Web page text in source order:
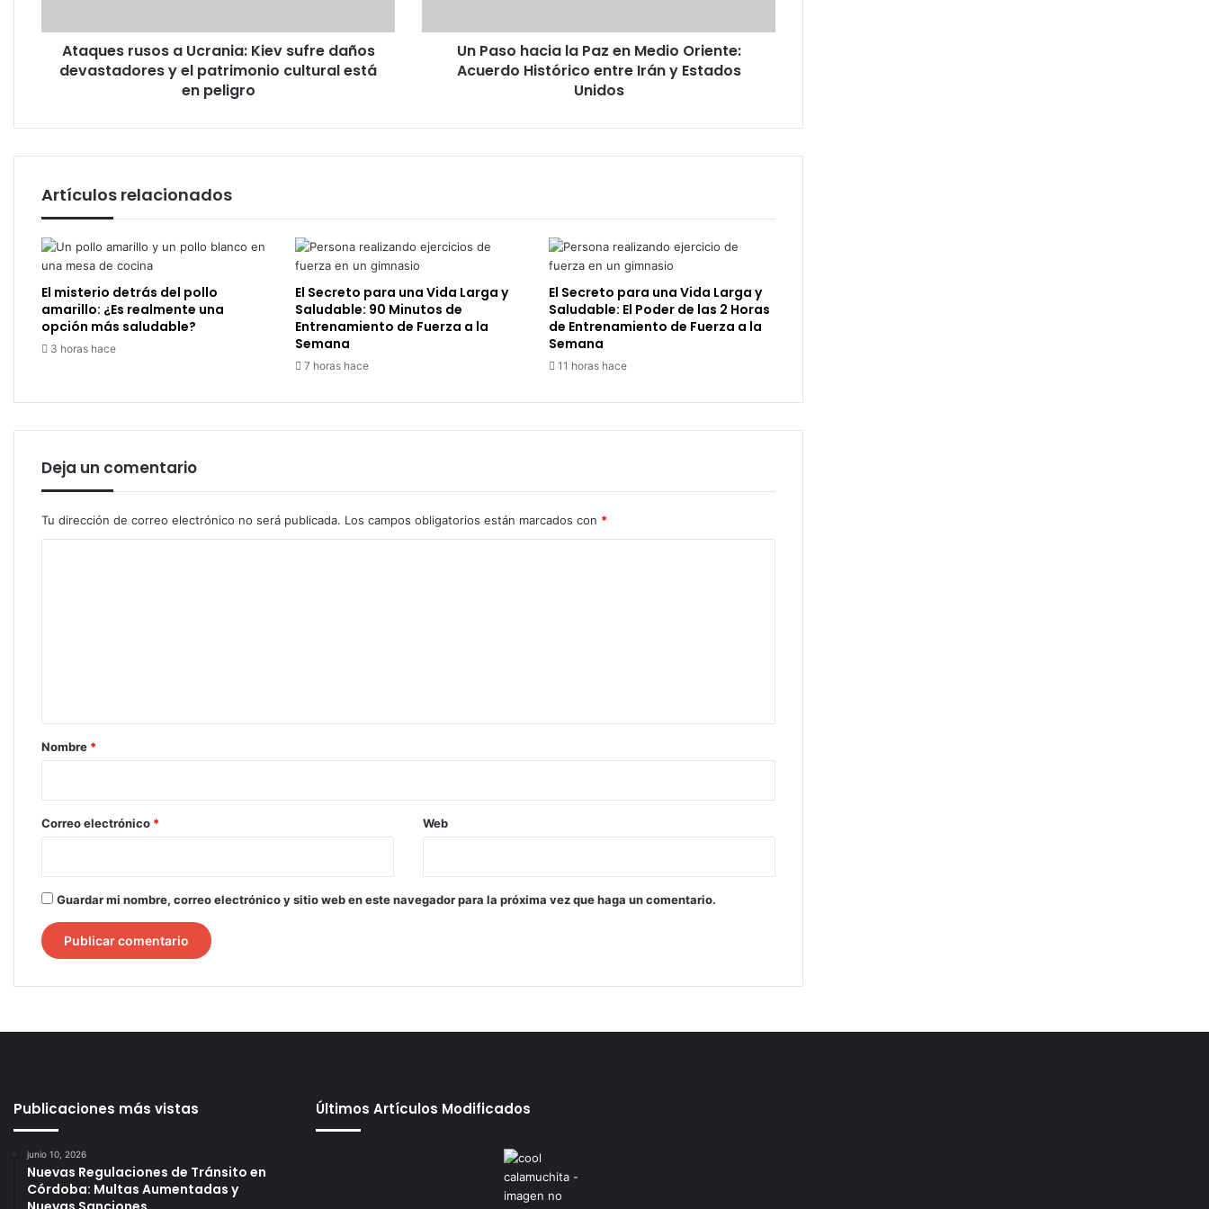
y
patrimonio
Ataques rusos a Ucrania: Kiev sufre daños
devastadores y el patrimonio cultural está
en peligro
Acuerdo
HistóricoUn Paso hacia la Paz en Medio Oriente:
Acuerdo Histórico entre Irán y Estados
Unidos
Artículos relacionados
El misterio detrás del pollo
amarillo: ¿Es realmente una
opción más saludable?
3 horas hace
El Secreto para una Vida Larga y
Saludable: 90 Minutos de
Entrenamiento de Fuerza a la
Semana
7 horas hace
El Secreto para una Vida Larga y
Saludable: El Poder de las 2 Horas
de Entrenamiento de Fuerza a la
Semana
11 horas hace
Deja un comentario
Tu dirección de correo electrónico no será publicada. Los campos obligatorios están marcados con *
r
*
Nombre *
Correo electrónico * Web
Guardar mi nombre, correo electrónico y sitio web en este navegador para la próxima vez que haga un comentario.
Publicaciones más vistas
junio 10, 2026
Nuevas Regulaciones de Tránsito en
Córdoba: Multas Aumentadas y
Últimos Artículos Modificados